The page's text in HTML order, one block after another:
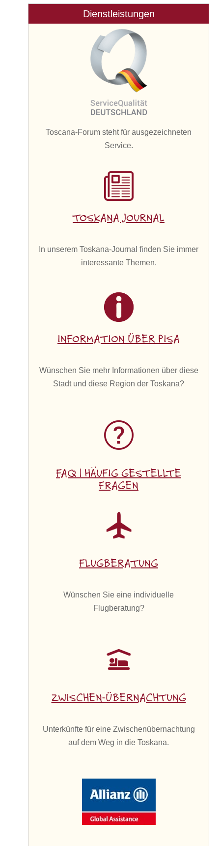
Dienstleistungen
Toscana-Forum steht für ausgezeichneten
Service.
TOSKANA JOURNAL
In unserem Toskana-Journal finden Sie immer
interessante Themen.
INFORMATION ÜBER PISA
Wünschen Sie mehr Informationen über diese
Stadt und diese Region der Toskana?
FAQ | HÄUFIG GESTELLTE
FRAGEN
FLUGBERATUNG
Wünschen Sie eine individuelle
Flugberatung?
ZWISCHEN-ÜBERNACHTUNG
Unterkünfte für eine Zwischenübernachtung
auf dem Weg in die Toskana.